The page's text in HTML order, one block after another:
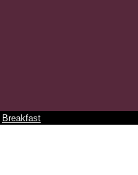
Breakfast